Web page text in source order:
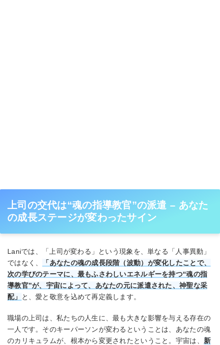
上司の交代は“魂の指導教官”の派遣 – あなた
の成長ステージが変わったサイン
Laniでは、「上司が変わる」という現象を、単なる「人事異動」
ではなく、
「あなたの魂の成長段階（波動）が変化したことで、
次の学びのテーマに、最もふさわしいエネルギーを持つ“魂の指
導教官”が、宇宙によって、あなたの元に派遣された、神聖な采
配」
と、愛と敬意を込めて再定義します。
職場の上司は、私たちの人生に、最も大きな影響を与える存在の
一人です。そのキーパーソンが変わるということは、あなたの魂
のカリキュラムが、根本から変更されたということ。宇宙は、 新